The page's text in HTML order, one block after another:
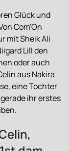
Glück und
Com'On
mit Sheik Ali
Lill den
oder auch
aus Nakira
eine Tochter
ihr erstes